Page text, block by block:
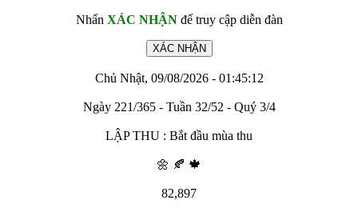
Nhấn XÁC NHẬNđể truy cập diễn đàn
Chủ Nhật, 09/08/2026 - 01:45:12
Ngày 221/365 - Tuần 32/52 - Quý 3/4
LẬP THU : Bắt đầu mùa thu
🌼 🍂 🍁
82,897